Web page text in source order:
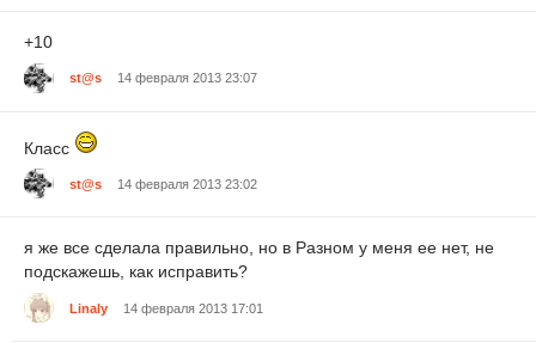
+10
st@s 14 февраля 2013 23:07
Класс
st@s 14 февраля 2013 23:02
я же все сделала правильно, но в Разном у меня ее нет, не
подскажешь, как исправить?
Linaly 14 февраля 2013 17:01